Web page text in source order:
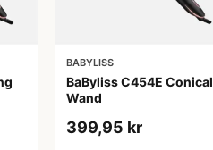
BABYLISS
BaByliss C454E Conical
Wand
399,95 kr